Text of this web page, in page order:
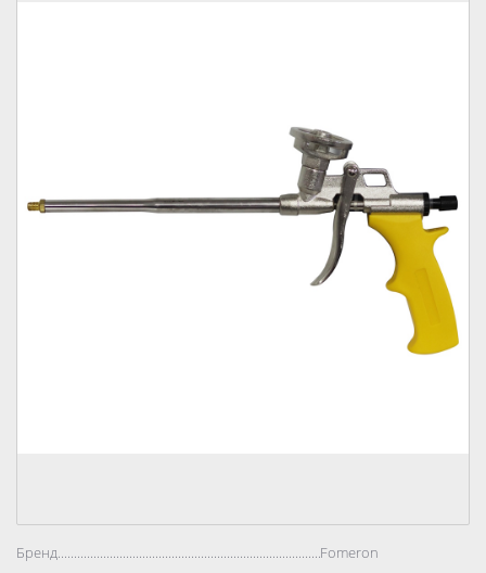
Бренд..................................................................................Fomeron